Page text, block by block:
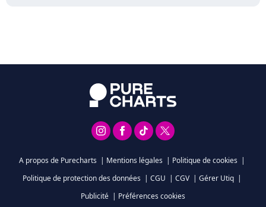
A propos de Purecharts | Mentions légales | Politique de cookies |
Politique de protection des données | CGU | CGV | Gérer Utiq |
Publicité | Préférences cookies